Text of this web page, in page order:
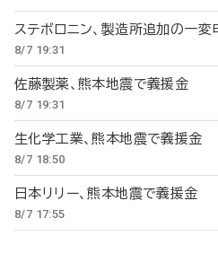
ステボロニン、製造所追加の一
8/7 19:31
佐藤製薬、熊本地震で義援金
8/7 19:31
生化学工業、熊本地震で義援金
8/7 18:50
日本リリー、熊本地震で義援金
8/7 17:55